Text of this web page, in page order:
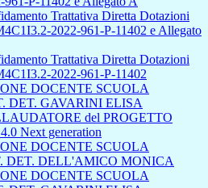
Trattativa Diretta Dotazioni
2022-961-P-11402 e Allegato
Trattativa Diretta Dotazioni
2022-961-P-11402
DOCENTE SCUOLA
DET. GAVARINI ELISA
del PROGETTO
Next generation
DOCENTE SCUOLA
DET. DELL'AMICO MONICA
DOCENTE SCUOLA